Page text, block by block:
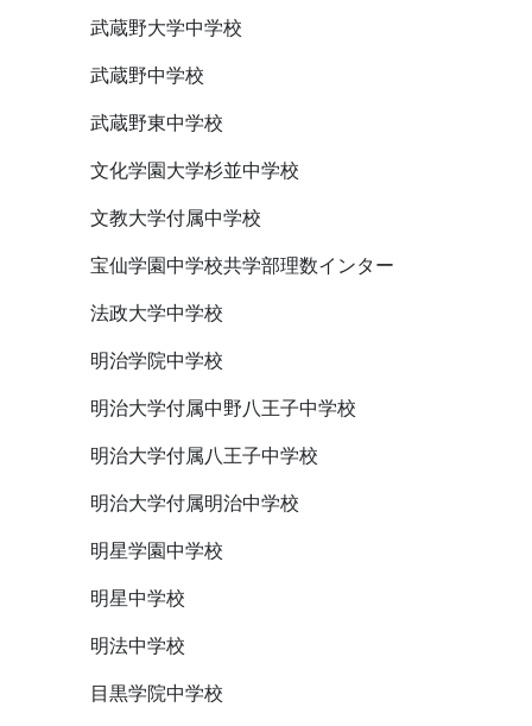
武蔵野大学中学校
武蔵野中学校
武蔵野東中学校
文化学園大学杉並中学校
文教大学付属中学校
宝仙学園中学校共学部理数インター
法政大学中学校
明治学院中学校
明治大学付属中野八王子中学校
明治大学付属八王子中学校
明治大学付属明治中学校
明星学園中学校
明星中学校
明法中学校
目黒学院中学校